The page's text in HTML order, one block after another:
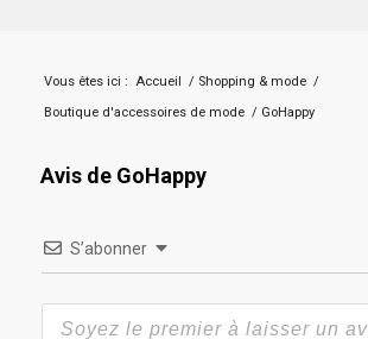
Vous êtes ici : Accueil / Shopping & mode /
Boutique d'accessoires de mode / GoHappy
Avis de GoHappy
S’abonner